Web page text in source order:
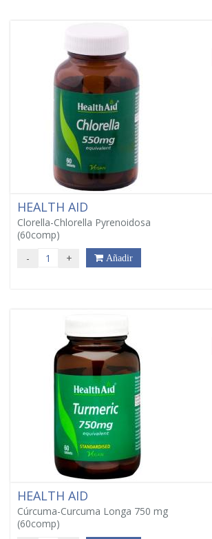
HEALTH AID
Clorella-Chlorella Pyrenoidosa
(60comp)
- + Añadir
HEALTH AID
Cúrcuma-Curcuma Longa 750 mg
(60comp)